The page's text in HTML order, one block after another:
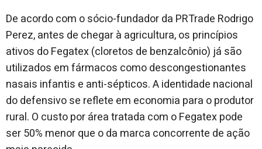
De acordo com o sócio-fundador da PRTrade Rodrigo
Perez, antes de chegar à agricultura, os princípios
ativos do Fegatex (cloretos de benzalcônio) já são
utilizados em fármacos como descongestionantes
nasais infantis e anti-sépticos. A identidade nacional
do defensivo se reflete em economia para o produtor
rural. O custo por área tratada com o Fegatex pode
ser 50% menor que o da marca concorrente de ação